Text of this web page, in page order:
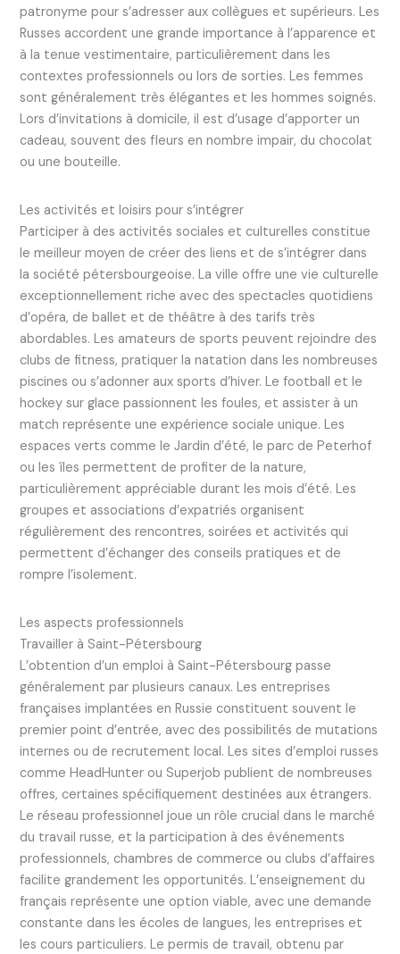
patronyme pour s’adresser aux collègues et supérieurs. Les
Russes accordent une grande importance à l’apparence et
à la tenue vestimentaire, particulièrement dans les
contextes professionnels ou lors de sorties. Les femmes
sont généralement très élégantes et les hommes soignés.
Lors d’invitations à domicile, il est d’usage d’apporter un
cadeau, souvent des fleurs en nombre impair, du chocolat
ou une bouteille.
Les activités et loisirs pour s’intégrer
Participer à des activités sociales et culturelles constitue
le meilleur moyen de créer des liens et de s’intégrer dans
la société pétersbourgeoise. La ville offre une vie culturelle
exceptionnellement riche avec des spectacles quotidiens
d’opéra, de ballet et de théâtre à des tarifs très
abordables. Les amateurs de sports peuvent rejoindre des
clubs de fitness, pratiquer la natation dans les nombreuses
piscines ou s’adonner aux sports d’hiver. Le football et le
hockey sur glace passionnent les foules, et assister à un
match représente une expérience sociale unique. Les
espaces verts comme le Jardin d’été, le parc de Peterhof
ou les îles permettent de profiter de la nature,
particulièrement appréciable durant les mois d’été. Les
groupes et associations d’expatriés organisent
régulièrement des rencontres, soirées et activités qui
permettent d’échanger des conseils pratiques et de
rompre l’isolement.
Les aspects professionnels
Travailler à Saint-Pétersbourg
L’obtention d’un emploi à Saint-Pétersbourg passe
généralement par plusieurs canaux. Les entreprises
françaises implantées en Russie constituent souvent le
premier point d’entrée, avec des possibilités de mutations
internes ou de recrutement local. Les sites d’emploi russes
comme HeadHunter ou Superjob publient de nombreuses
offres, certaines spécifiquement destinées aux étrangers.
Le réseau professionnel joue un rôle crucial dans le marché
du travail russe, et la participation à des événements
professionnels, chambres de commerce ou clubs d’affaires
facilite grandement les opportunités. L’enseignement du
français représente une option viable, avec une demande
constante dans les écoles de langues, les entreprises et
les cours particuliers. Le permis de travail, obtenu par